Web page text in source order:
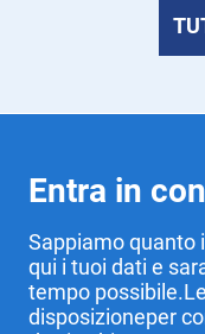
Entra in
Sappiamo quanto
qui i tuoi dati e
tempo
disposizioneper